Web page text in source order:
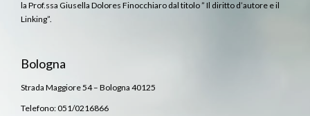
la Prof.ssa Giusella Dolores Finocchiaro dal titolo ” Il diritto d’autore e il
Linking”.
Bologna
Strada Maggiore 54 – Bologna 40125
Telefono: 051/0216866